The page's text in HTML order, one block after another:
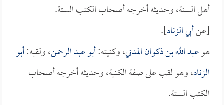
أهل السنة، وحديثه أخرجه أصحاب الكتب الستة.
[عنأبي الزناد].
هوعبد الله بن ذكوان المدني، وكنيته:أبو عبد الرحمن، ولقبه:أبو
الزناد، وهو لقب على صفة الكنية، وحديثه أخرجه أصحاب
الكتب الستة.